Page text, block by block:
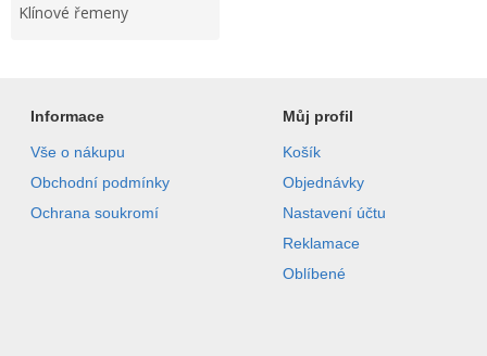
Klínové řemeny
Informace
Vše o nákupu
Obchodní podmínky
Ochrana soukromí
Můj profil
Košík
Objednávky
Nastavení účtu
Reklamace
Oblíbené